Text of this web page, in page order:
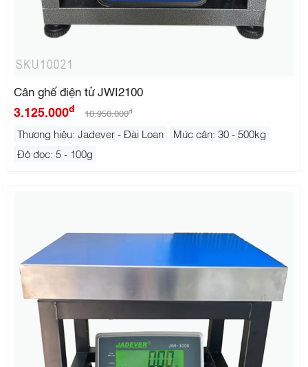
Cân ghế điện tử JWI2100
3.125.000đ 10.950.000đ
Thương hiệu: Jadever - Đài Loan
Mức cân: 30 - 500kg
Độ đọc: 5 - 100g